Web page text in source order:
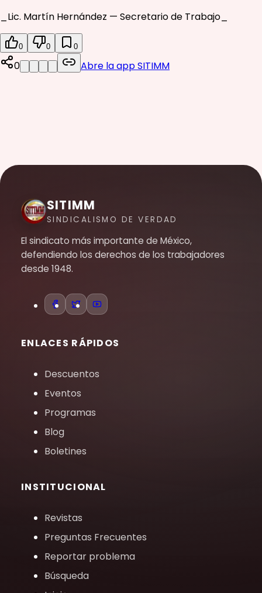
_Lic. Martín Hernández — Secretario de Trabajo_
0 0 0
0 Abre la app SITIMM
SITIMM
SINDICALISMO DE VERDAD
El sindicato más importante de México,
defendiendo los derechos de los trabajadores
desde 1948.
ENLACES RÁPIDOS
Descuentos
Eventos
Programas
Blog
Boletines
INSTITUCIONAL
Revistas
Preguntas Frecuentes
Reportar problema
Búsqueda